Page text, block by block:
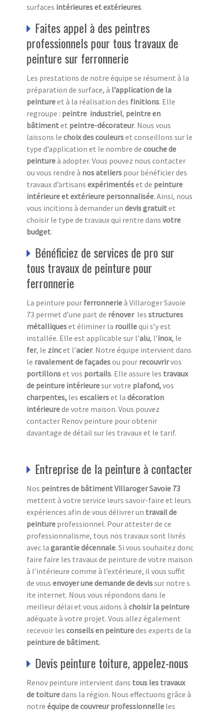
surfaces intérieures et extérieures.
Faites appel à des peintres
professionnels pour tous travaux de
peinture sur ferronnerie
Les prestations de notre équipe se résument à la
préparation de surface, à l’application de la
peintureet à la réalisation des finitions. Elle
regroupe : peintre industriel, peintre en
bâtimentet peintre-décorateur. Nous vous
laissons le choix des couleurset conseillons sur le
type d’application et le nombre de couche de
peintureà adopter. Vous pouvez nous contacter
ou vous rendre à nos ateliers pour bénéficier des
travaux d’artisans expérimentéset de peinture
intérieure et extérieure personnalisée. Ainsi, nous
vous incitions à demander un devis gratuitet
choisir le type de travaux qui rentre dans votre
budget.
Bénéficiez de services de pro sur
tous travaux de peinture pour
ferronnerie
La peinture pour ferronnerieà Villaroger Savoie
73 permet d’une part de rénover les structures
métalliqueset éliminer la rouillequi s’y est
installée. Elle est applicable sur l’alu, l’inox, le
fer, le zincet l’acier. Notre équipe intervient dans
le ravalement de façadesou pour recouvrirvos
portillonset vos portails. Elle assure les travaux
de peinture intérieuresur votre plafond,vos
charpentes, les escalierset la décoration
intérieurede votre maison. Vous pouvez
contacter Renov peinture pour obtenir
davantage de détail sur les travaux et le tarif.
Entreprise de la peinture à contacter
Nos peintres de bâtiment Villaroger Savoie 73
mettent à votre service leurs savoir-faire et leurs
expériences afin de vous délivrer un travail de
peinture professionnel. Pour attester de ce
professionnalisme, tous nos travaux sont livrés
avec la garantie décennale. Si vous souhaitez donc
faire faire les travaux de peinture de votre maison
à l’intérieure comme à l’extérieure, il vous suffit
de vous envoyer une demande de devissur notre s
ite internet. Nous vous répondons dans le
meilleur délai et vous aidons à choisir la peinture
adéquate à votre projet. Vous allez également
recevoir les conseils en peinturedes experts de la
peinture de bâtiment.
Devis peinture toiture, appelez-nous
Renov peinture intervient dans tous les travaux
de toituredans la région. Nous effectuons grâce à
notre équipe de couvreur professionnelle les